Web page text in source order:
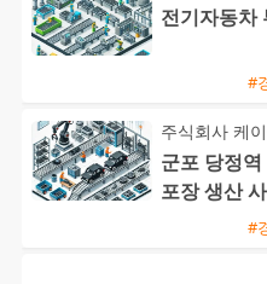
전기자동차
#
주식회사 케
군포 당정
포장 생산
#